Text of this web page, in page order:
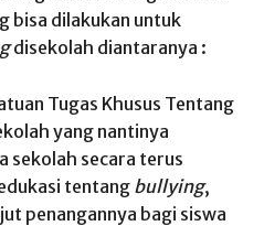
bisa dilakukan untuk
disekolah diantaranya :
Tugas Khusus Tentang
yang nantinya
sekolah secara terus
tentang bullying,
penangannya bagi siswa